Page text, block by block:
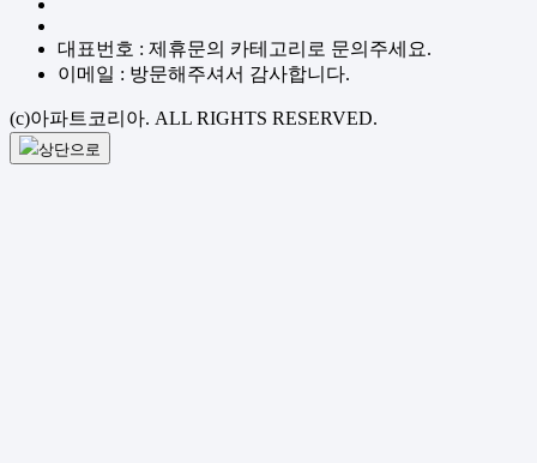
대표번호 : 제휴문의 카테고리로 문의주세요.
이메일 : 방문해주셔서 감사합니다.
(c)아파트코리아. ALL RIGHTS RESERVED.
상단으로